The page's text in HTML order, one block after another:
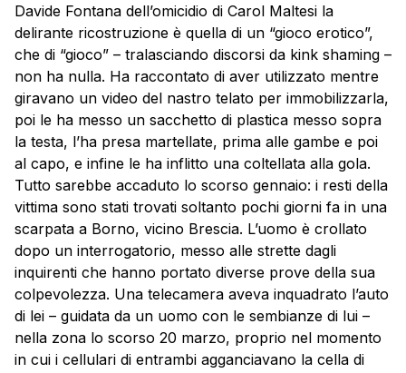
Davide Fontana dell’omicidio di Carol Maltesi la
delirante ricostruzione è quella di un “gioco erotico”,
che di “gioco” – tralasciando discorsi da kink shaming –
non ha nulla. Ha raccontato di aver utilizzato mentre
giravano un video del nastro telato per immobilizzarla,
poi le ha messo un sacchetto di plastica messo sopra
la testa, l’ha presa martellate, prima alle gambe e poi
al capo, e infine le ha inflitto una coltellata alla gola.
Tutto sarebbe accaduto lo scorso gennaio: i resti della
vittima sono stati trovati soltanto pochi giorni fa in una
scarpata a Borno, vicino Brescia. L’uomo è crollato
dopo un interrogatorio, messo alle strette dagli
inquirenti che hanno portato diverse prove della sua
colpevolezza. Una telecamera aveva inquadrato l’auto
di lei – guidata da un uomo con le sembianze di lui –
nella zona lo scorso 20 marzo, proprio nel momento
in cui i cellulari di entrambi agganciavano la cella di